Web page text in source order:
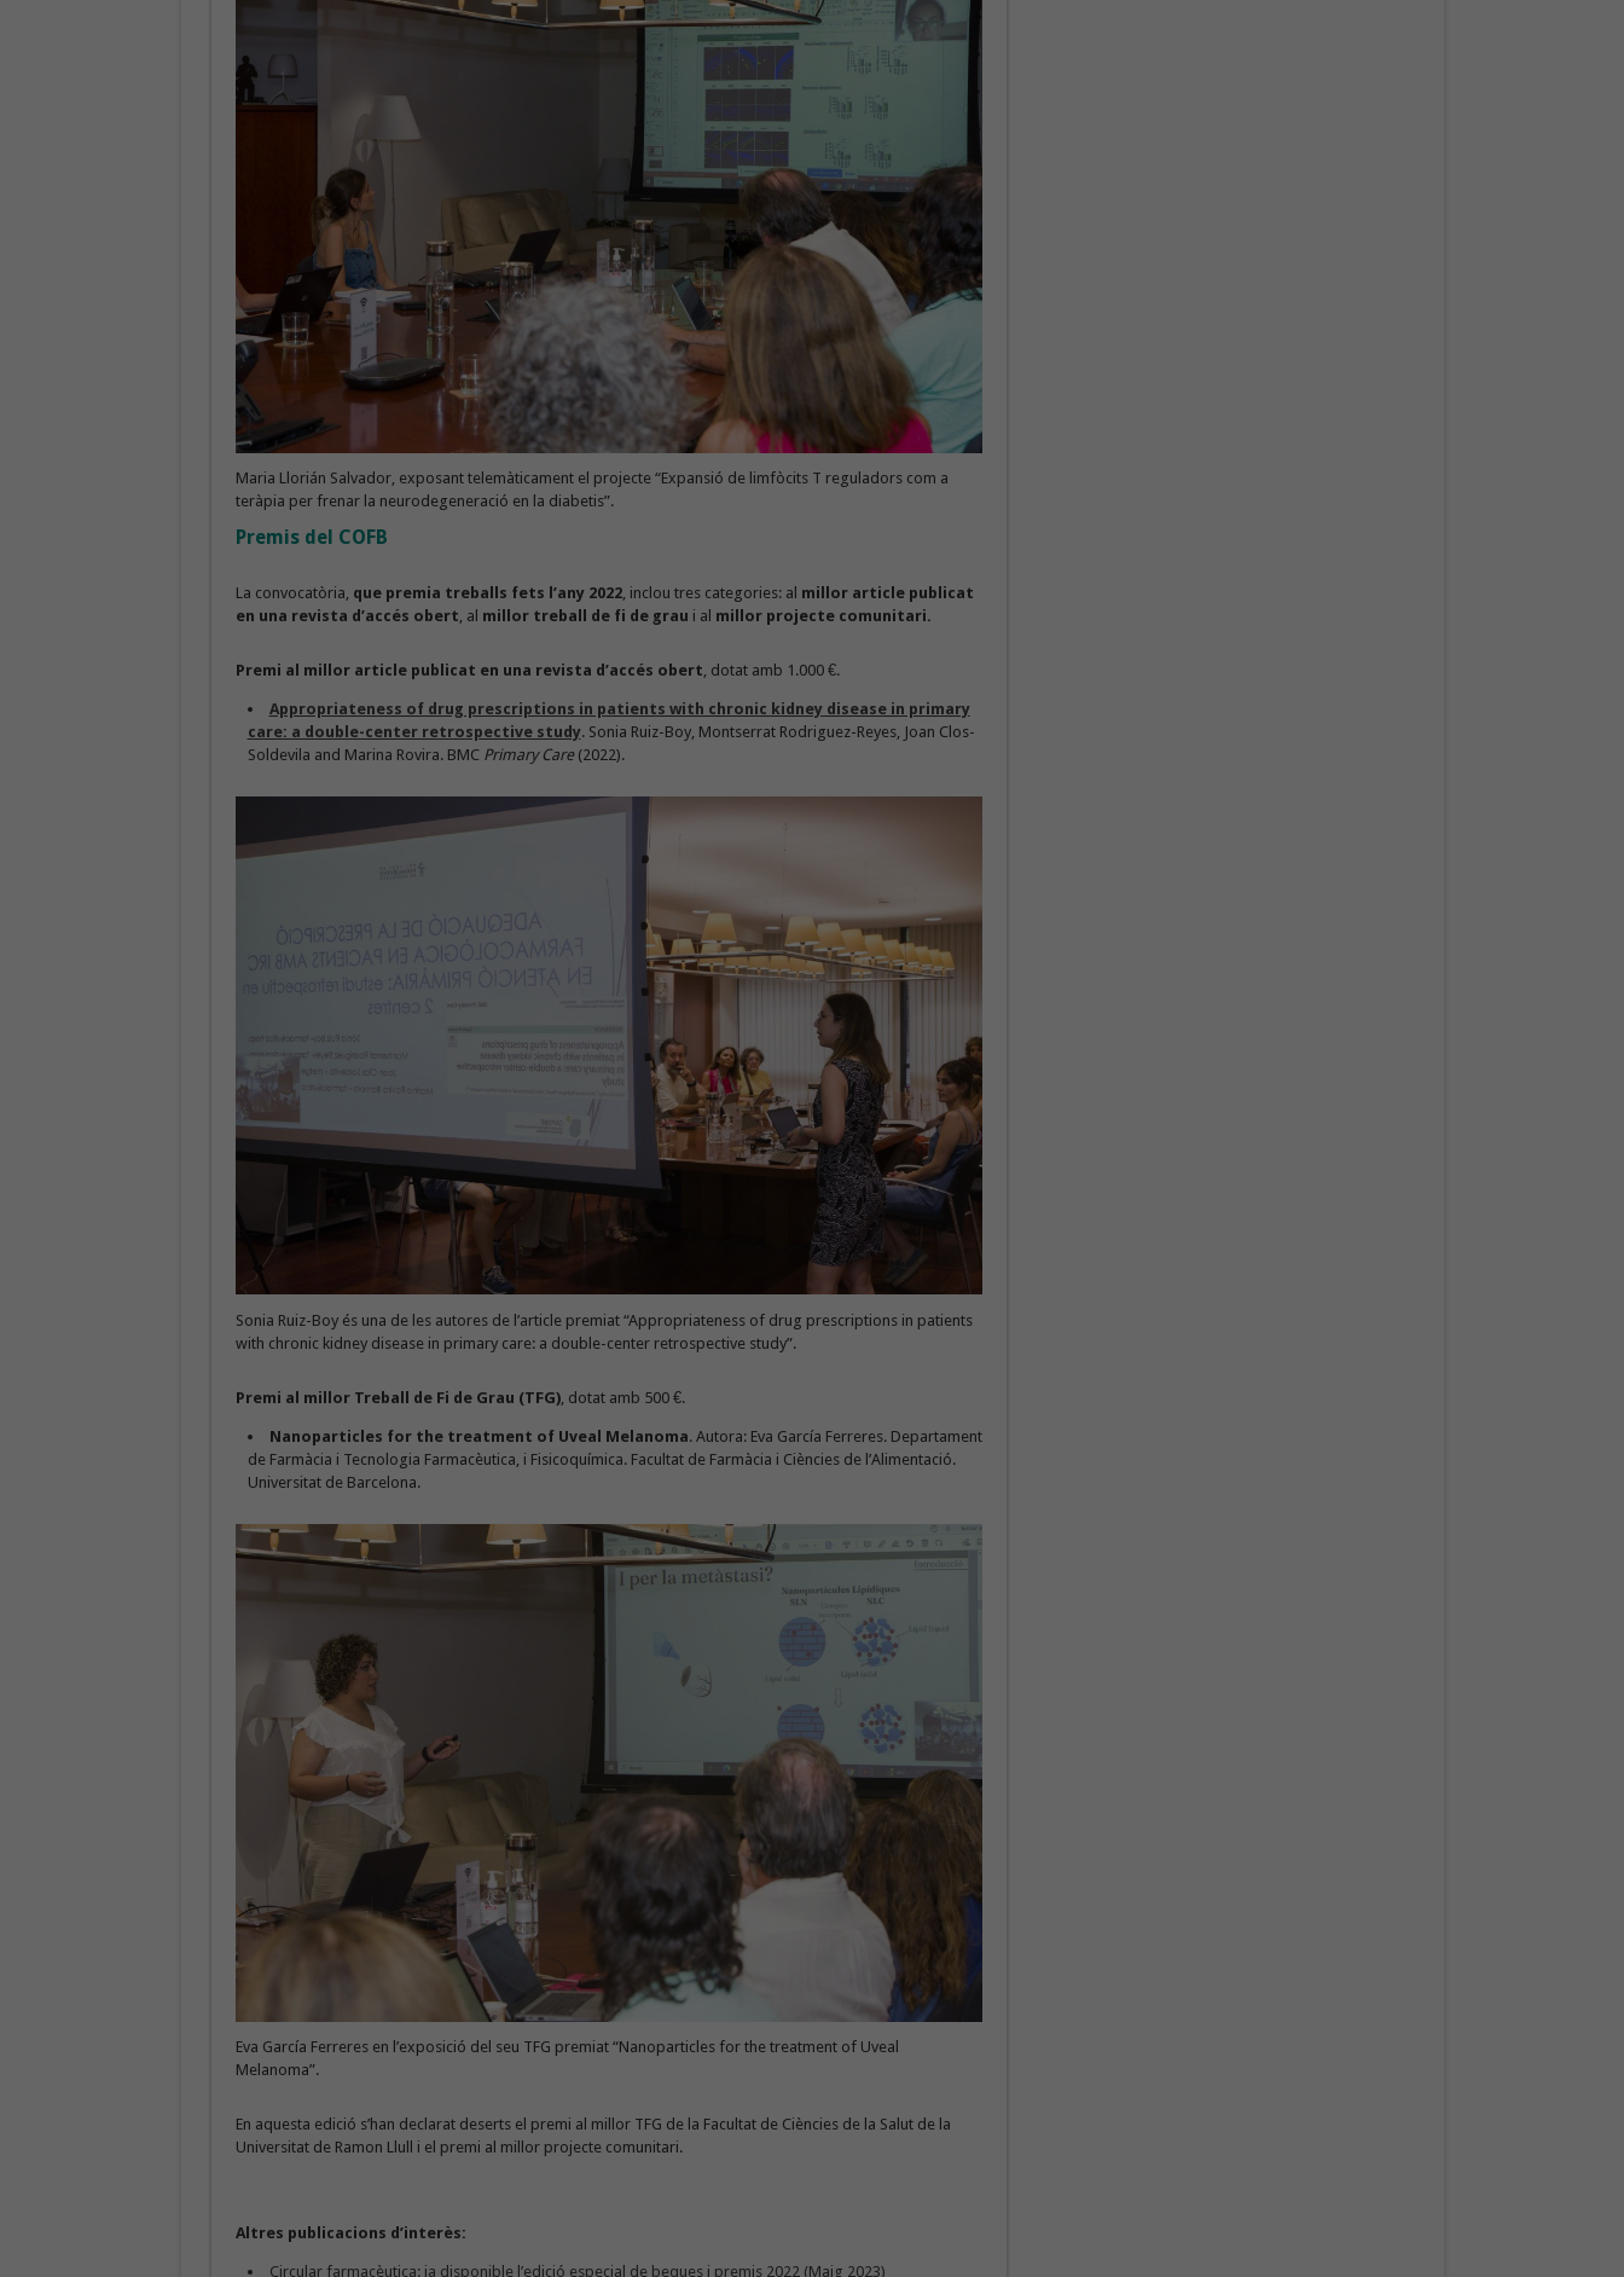
Maria Llorián Salvador, exposant telemàticament el projecte “Expansió de limfòcits T reguladors com a
teràpia per frenar la neurodegeneració en la diabetis”.
Premis del COFB
La convocatòria, que premia treballs fets l’any 2022, inclou tres categories: al millor article publicat
en una revista d’accés obert, al millor treball de fi de grau i al millor projecte comunitari.
Premi al millor article publicat en una revista d’accés obert, dotat amb 1.000 €.
Appropriateness of drug prescriptions in patients with chronic kidney disease in primary
care: a double-center retrospective study. Sonia Ruiz-Boy, Montserrat Rodriguez-Reyes, Joan Clos-
Soldevila and Marina Rovira. BMC Primary Care(2022).
Sonia Ruiz-Boy és una de les autores de l’article premiat “Appropriateness of drug prescriptions in patients
with chronic kidney disease in primary care: a double-center retrospective study”.
Premi al millor Treball de Fi de Grau (TFG), dotat amb 500 €.
Nanoparticles for the treatment of Uveal Melanoma. Autora: Eva García Ferreres. Departament
de Farmàcia i Tecnologia Farmacèutica, i Fisicoquímica. Facultat de Farmàcia i Ciències de l’Alimentació.
Universitat de Barcelona.
Eva García Ferreres en l’exposició del seu TFG premiat “Nanoparticles for the treatment of Uveal
Melanoma”.
En aquesta edició s’han declarat deserts el premi al millor TFG de la Facultat de Ciències de la Salut de la
Universitat de Ramon Llull i el premi al millor projecte comunitari.
Altres publicacions d’interès:
Circular farmacèutica: ja disponible l’edició especial de beques i premis 2022 (Maig 2023)